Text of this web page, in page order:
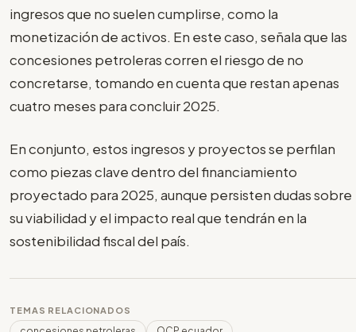
ingresos que no suelen cumplirse, como la
monetización de activos. En este caso, señala que las
concesiones petroleras corren el riesgo de no
concretarse, tomando en cuenta que restan apenas
cuatro meses para concluir 2025.
En conjunto, estos ingresos y proyectos se perfilan
como piezas clave dentro del financiamiento
proyectado para 2025, aunque persisten dudas sobre
su viabilidad y el impacto real que tendrán en la
sostenibilidad fiscal del país.
TEMAS RELACIONADOS